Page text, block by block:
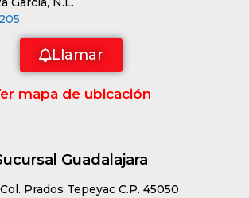
Llamar
mapa de ubicación
Guadalajara
Prados Tepeyac C.P. 45050